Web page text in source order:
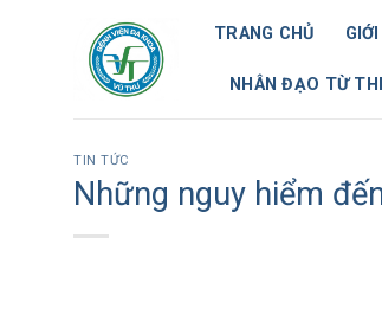
TRANG CHỦ
NHÂN ĐẠO TỪ
TIN TỨC
Những nguy hiểm